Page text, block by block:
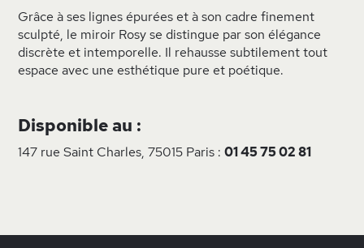
Grâce à ses lignes épurées et à son cadre finement
sculpté, le miroir Rosy se distingue par son élégance
discrète et intemporelle. Il rehausse subtilement tout
espace avec une esthétique pure et poétique.
Disponible au :
147 rue Saint Charles, 75015 Paris : 01 45 75 02 81